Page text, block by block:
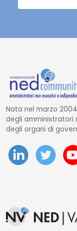
Nata nel marzo
degli amministratori
degli organi di